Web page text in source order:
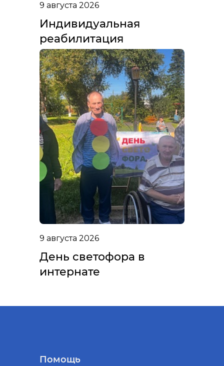
9 августа 2026
Индивидуальная
реабилитация
9 августа 2026
День светофора в
интернате
Помощь